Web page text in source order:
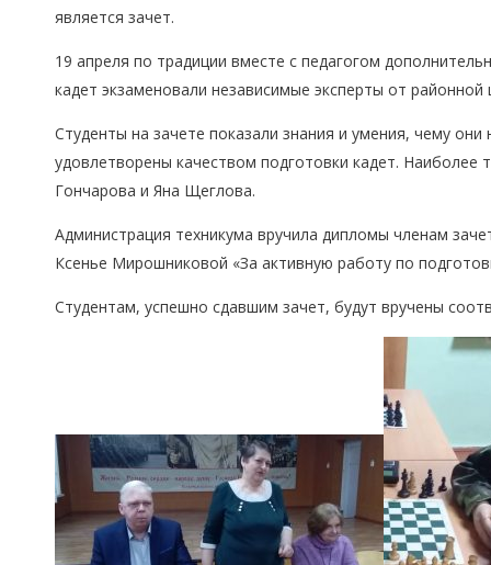
является зачет.
19 апреля по традиции вместе с педагогом
кадет экзаменовали независимые эксперты от
Студенты на зачете показали знания и умения, чему
удовлетворены качеством подготовки кадет. Наиболее
Гончарова и Яна Щеглова.
Администрация техникума вручила дипломы членам
Ксенье Мирошниковой «За активную работу по
Студентам, успешно сдавшим зачет, будут вручены